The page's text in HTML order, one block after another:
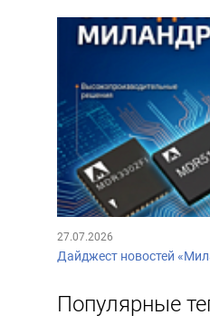
27.07.2026
Дайджест новостей
Популярные